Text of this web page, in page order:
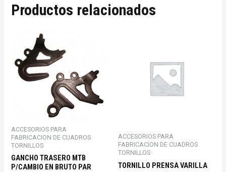
Productos relacionados
ACCESORIOS PARA
FABRICACION DE CUADROS
TORNILLOS
GANCHO TRASERO MTB
P/CAMBIO EN BRUTO PAR
ACCESORIOS PARA
FABRICACION DE CUADROS
TORNILLOS
TORNILLO PRENSA VARILLA